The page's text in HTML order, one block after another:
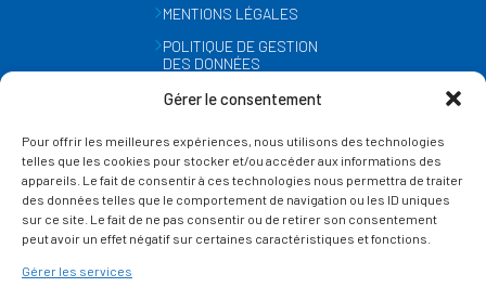
Gérer le consentement
Pour offrir les meilleures expériences, nous utilisons des technologies
telles que les cookies pour stocker et/ou accéder aux informations des
appareils. Le fait de consentir à ces technologies nous permettra de traiter
des données telles que le comportement de navigation ou les ID uniques
sur ce site. Le fait de ne pas consentir ou de retirer son consentement
peut avoir un effet négatif sur certaines caractéristiques et fonctions.
Gérer les services
MENTIONS LÉGALES
POLITIQUE DE GESTION
DES DONNÉES
GESTION DES COOKIES
SUIVEZ-NOUS
SUR LES RÉSEAUX